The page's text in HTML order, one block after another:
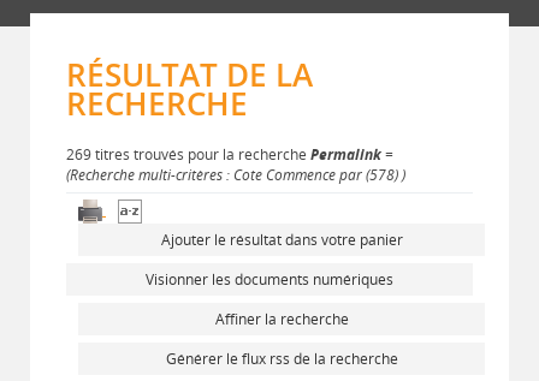
RÉSULTAT DE LA
RECHERCHE
269 titres trouvés pour la recherche Permalink=
(Recherche multi-critères : Cote Commence par (578) )
Ajouter le résultat dans votre panier
Visionner les documents numériques
Affiner la recherche
Générer le flux rss de la recherche